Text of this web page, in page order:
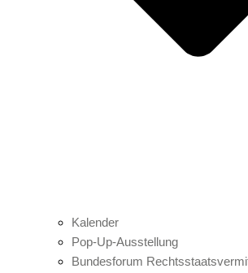
Kalender
Pop-Up-Ausstellung
Bundesforum